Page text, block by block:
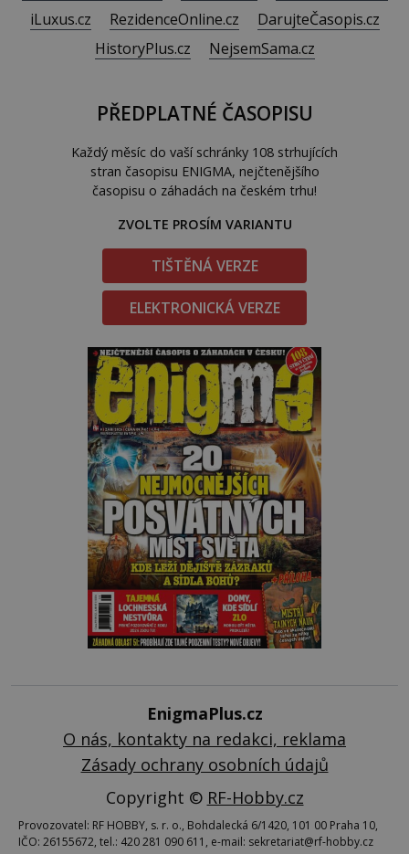
iLuxus.cz
RezidenceOnline.cz
DarujteČasopis.cz
HistoryPlus.cz
NejsemSama.cz
PŘEDPLATNÉ ČASOPISU
Každý měsíc do vaší schránky 108 strhujících
stran časopisu ENIGMA, nejčtenějšího
časopisu o záhadách na českém trhu!
ZVOLTE PROSÍM VARIANTU
TIŠTĚNÁ VERZE
ELEKTRONICKÁ VERZE
EnigmaPlus.cz
O nás, kontakty na redakci, reklama
Zásady ochrany osobních údajů
Copyright © RF-Hobby.cz
Provozovatel: RF HOBBY, s. r. o., Bohdalecká 6/1420, 101 00 Praha 10,
IČO: 26155672, tel.: 420 281 090 611, e-mail: sekretariat@rf-hobby.cz